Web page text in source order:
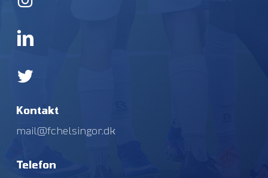
Kontakt
mail@fchelsingor.dk
Telefon